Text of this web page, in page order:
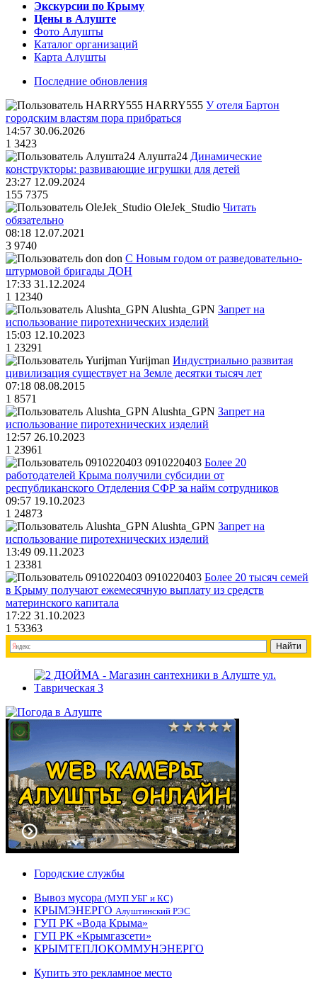
Экскурсии по Крыму
Цены в Алуште
Фото Алушты
Каталог организаций
Карта Алушты
Последние обновления
HARRY555 У отеля Бартон
городским властям пора прибраться
14:57 30.06.2026
1 3423
Алушта24 Динамические
конструкторы: развивающие игрушки для детей
23:27 12.09.2024
155 7375
OleJek_Studio Читать
обязательно
08:18 12.07.2021
3 9740
don С Новым годом от разведовательно-
штурмовой бригады ДОН
17:33 31.12.2024
1 12340
Alushta_GPN Запрет на
использование пиротехнических изделий
15:03 12.10.2023
1 23291
Yurijman Индустриально развитая
цивилизация существует на Земле десятки тысяч лет
07:18 08.08.2015
1 8571
Alushta_GPN Запрет на
использование пиротехнических изделий
12:57 26.10.2023
1 23961
0910220403 Более 20
работодателей Крыма получили субсидии от
республиканского Отделения СФР за найм сотрудников
09:57 19.10.2023
1 24873
Alushta_GPN Запрет на
использование пиротехнических изделий
13:49 09.11.2023
1 23381
0910220403 Более 20 тысяч семей
в Крыму получают ежемесячную выплату из средств
материнского капитала
17:22 31.10.2023
1 53363
Городские службы
Вывоз мусора (МУП УБГ и КС)
КРЫМЭНЕРГО Алуштинский РЭС
ГУП РК «Вода Крыма»
ГУП РК «Крымгазсети»
КРЫМТЕПЛОКОММУНЭНЕРГО
Купить это рекламное место